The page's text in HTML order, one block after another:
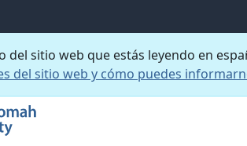
del sitio web que estás leyendo en
del sitio web y cómo puedes